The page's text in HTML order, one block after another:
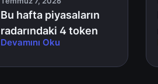
Bu hafta piyasaların
radarındaki 4 token
kilit açılımı
Devamını Oku